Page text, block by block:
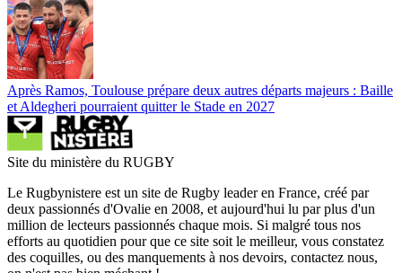
Après Ramos, Toulouse prépare deux autres départs majeurs : Baille
et Aldegheri pourraient quitter le Stade en 2027
Site du ministère du RUGBY
Le Rugbynistere est un site de Rugby leader en France, créé par
deux passionnés d'Ovalie en 2008, et aujourd'hui lu par plus d'un
million de lecteurs passionnés chaque mois. Si malgré tous nos
efforts au quotidien pour que ce site soit le meilleur, vous constatez
des coquilles, ou des manquements à nos devoirs, contactez nous,